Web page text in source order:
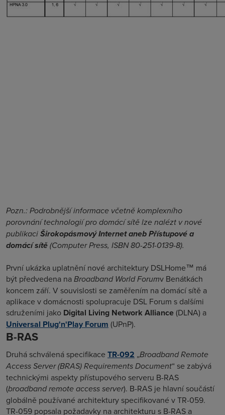
Pozn.: Podrobnější informace včetně komplexního
porovnání technologií pro domácí sítě lze nalézt v nové
publikaciŠirokopásmový Internet aneb Přístupové a
domácí sítě(Computer Press, ISBN 80-251-0139-8).
První ukázka uplatnění nové architektury DSLHome™ má
být předvedena naBroadband World Forumv Benátkách
koncem září. V souvislosti se zaměřením na domácí sítě a
aplikace v domácnosti spolupracuje DSL Forum s dalšími
sdruženími jako Digital Living Network Alliance(DLNA) a
Universal Plug'n'Play Forum (UPnP).
B-RAS
Druhá schválená specifikace TR-092 „Broadband Remote
Access Server (BRAS) Requirements Document“ se zabývá
technickými aspekty přístupového serveru B-RAS
(broadband remote access server). B-RAS je hlavní součástí
globálně používané architektury specifikované v TR-059.
TR-059 popsala požadavky na architekturu s B-RAS a